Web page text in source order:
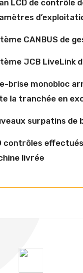
LCD de contrôle
CANBUS de
JCB LiveLink
brise monobloc
la tranchée en
surpatins de
contrôles
livrée